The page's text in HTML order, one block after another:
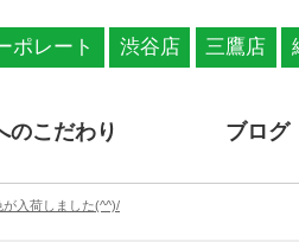
ポレート 渋谷店 三鷹店
のこだわり ブログ
が入荷しました(^^)/